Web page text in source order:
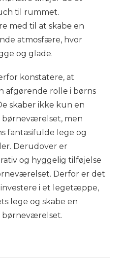
til rummet.
med til at skabe en
atmosfære, hvor
og glade.
konstatere, at
afgørende rolle i børns
skaber ikke kun en
børneværelset, men
fantasifulde lege og
Derudover er
og hyggelig tilføjelse
Derfor er det
i et legetæppe,
lege og skabe en
børneværelset.